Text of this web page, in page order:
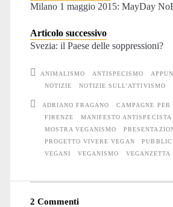
Milano 1 maggio 2015: MayDay
Articolo successivo
Svezia: il Paese delle soppressioni?
ANIMALISMO ANTISPECISMO
NOTIZIE
NOTIZIE SULL'ATTIVISMO
ADRIANO FRAGANO
CAMPAGNE
FIRENZE
MANIFESTO ANTISPECISTA
MOSTRA VEGANISMO
PROGETTO VIVERE VEGAN
VEGANI
VEGANISMO VEGANZETTA
2 Commenti